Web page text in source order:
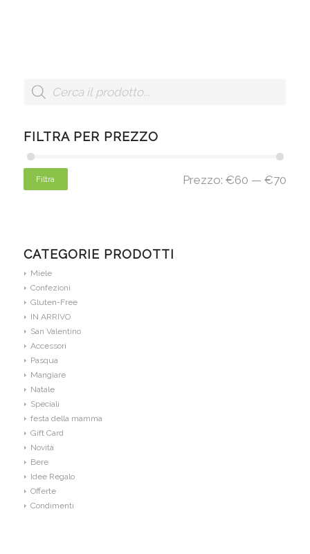
FILTRA PER PREZZO
Filtra Prezzo:€60 —€70
CATEGORIE PRODOTTI
Miele
Confezioni
Gluten-Free
IN ARRIVO
San Valentino
Accessori
Pasqua
Mangiare
Natale
Speciali
festa della mamma
Gift Card
Novità
Bere
Idee Regalo
Offerte
Condimenti